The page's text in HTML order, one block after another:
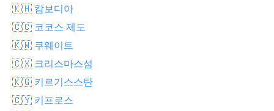
🇰🇭 캄보디아
🇨🇨 코코스 제도
🇰🇼 쿠웨이트
🇨🇽 크리스마스섬
🇰🇬 키르기스스탄
🇨🇾 키프로스